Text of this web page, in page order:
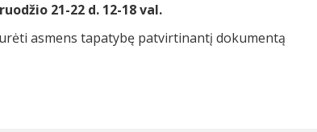
21-22 d. 12-18 val.
asmens tapatybę patvirtinantį dokumentą